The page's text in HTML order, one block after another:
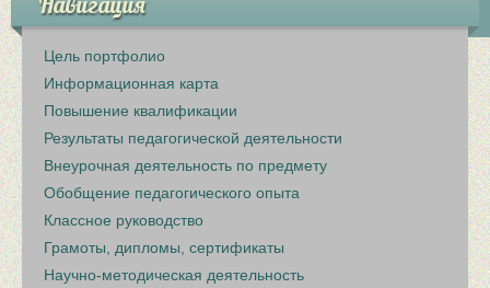
Цель портфолио
Информационная карта
Повышение квалификации
Результаты педагогической деятельности
Внеурочная деятельность по предмету
Обобщение педагогического опыта
Классное руководство
Грамоты, дипломы, сертификаты
Научно-методическая деятельность